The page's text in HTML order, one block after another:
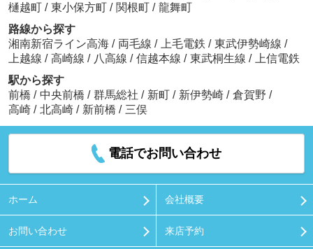
樋越町 / 東小保方町 / 関根町 / 龍舞町
路線から探す
湘南新宿ライン高海 / 両毛線 / 上毛電鉄 / 東武伊勢崎線 /
上越線 / 高崎線 / 八高線 / 信越本線 / 東武桐生線 /
上信電鉄
駅から探す
前橋 / 中央前橋 / 群馬総社 / 新町 / 新伊勢崎 / 倉賀野 /
高崎 / 北高崎 / 新前橋 / 三俣
電話でお問い合わせ
ホーム 会社概要
お問い合わせ 来店予約